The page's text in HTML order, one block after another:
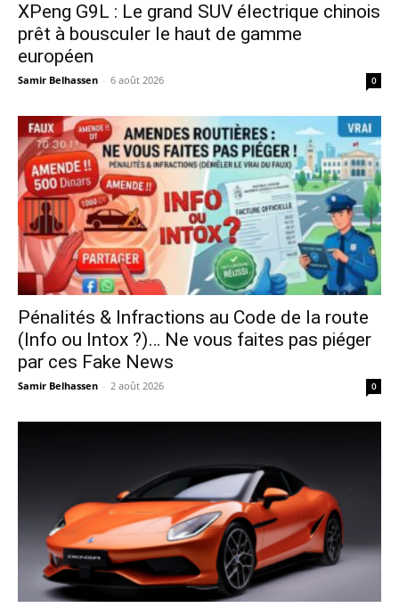
XPeng G9L : Le grand SUV électrique chinois
prêt à bousculer le haut de gamme
européen
Samir Belhassen - 6 août 2026 0
Pénalités & Infractions au Code de la route
(Info ou Intox ?)… Ne vous faites pas piéger
par ces Fake News
Samir Belhassen - 2 août 2026 0